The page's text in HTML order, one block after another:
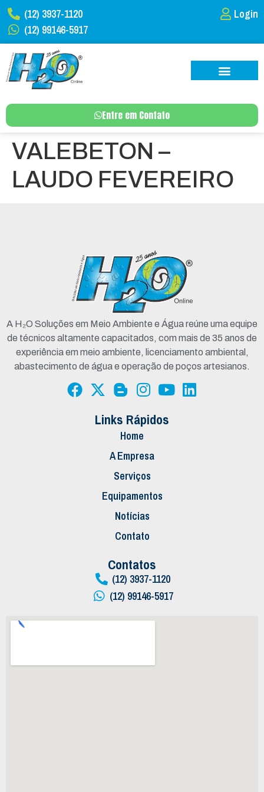
(12) 3937-1120
(12) 99146-5917
Login
Entre em Contato
VALEBETON –
LAUDO FEVEREIRO
A H₂O Soluções em Meio Ambiente e Água reúne uma equipe
de técnicos altamente capacitados, com mais de 35 anos de
experiência em meio ambiente, licenciamento ambiental,
abastecimento de água e operação de poços artesianos.
Links Rápidos
Home
A Empresa
Serviços
Equipamentos
Notícias
Contato
Contatos
(12) 3937-1120
(12) 99146-5917